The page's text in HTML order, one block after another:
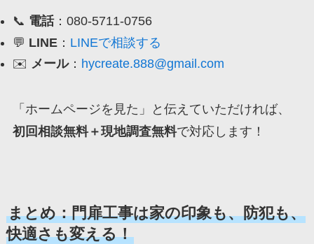
📞 電話：080-5711-0756
💬 LINE： LINEで相談する
✉️ メール： hycreate.888@gmail.com
「ホームページを見た」と伝えていただければ、
初回相談無料＋現地調査無料で対応します！
まとめ：門扉工事は家の印象も、防犯も、
快適さも変える！